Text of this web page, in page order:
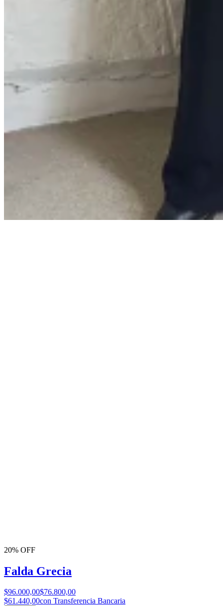
20% OFF
Falda Grecia
$96.000,00$76.800,00
$61.440,00con Transferencia Bancaria